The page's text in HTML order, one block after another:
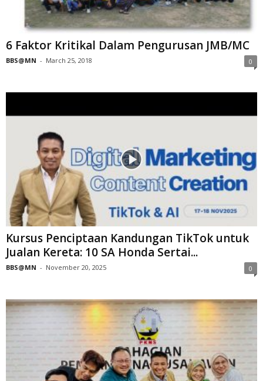
6 Faktor Kritikal Dalam Pengurusan JMB/MC
BBS@MN - March 25, 2018 0
Kursus Penciptaan Kandungan TikTok untuk
Jualan Kereta: 10 SA Honda Sertai...
BBS@MN - November 20, 2025 0